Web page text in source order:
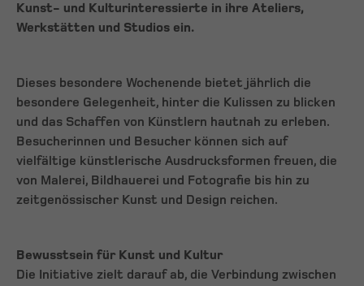
Kunst- und Kulturinteressierte in ihre Ateliers,
Werkstätten und Studios ein.
Dieses besondere Wochenende bietet jährlich die
besondere Gelegenheit, hinter die Kulissen zu blicken
und das Schaffen von Künstlern hautnah zu erleben.
Besucherinnen und Besucher können sich auf
vielfältige künstlerische Ausdrucksformen freuen, die
von Malerei, Bildhauerei und Fotografie bis hin zu
zeitgenössischer Kunst und Design reichen.
Bewusstsein für Kunst und Kultur
Die Initiative zielt darauf ab, die Verbindung zwischen